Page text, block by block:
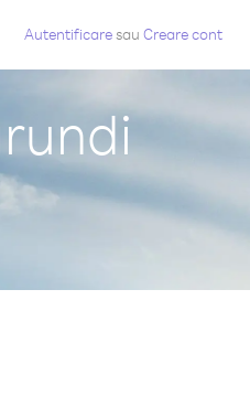
Autentificaresau Creare cont